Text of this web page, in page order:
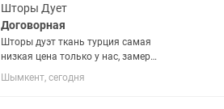
Шторы Дует
Договорная
Шторы дуэт ткань турция самая
низкая цена только у нас, замер
доставка установка бесплатно
Шымкент, сегодня